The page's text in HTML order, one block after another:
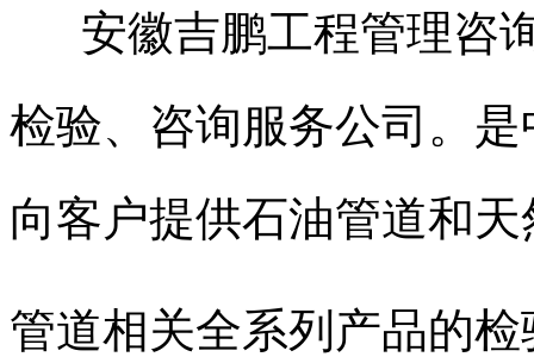
安徽吉鹏工程管理咨
检验、咨询服务公司。
向客户提供石油管道和天
管道相关全系列产品的